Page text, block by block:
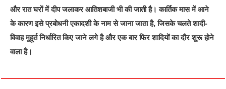
और रात घरों में दीप जलाकर आतिशबाजी भी की जाती है। कार्तिक मास में आने
के कारण इसे प्रबोधनी एकादशी के नाम से जाना जाता है, जिसके चलते शादी-
विवाह मुहूर्त निर्धारित किए जाने लगे है और एक बार फिर शादियों का दौर शुरू होने
वाला है।